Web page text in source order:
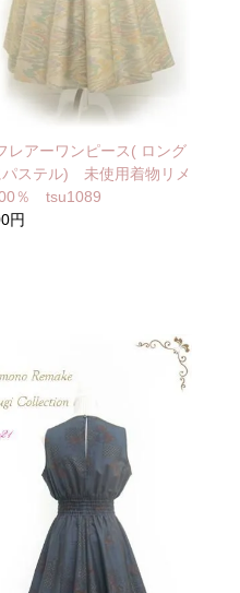
レアーワンピース( ロング
パステル) 未使用着物リメ
％ tsu1089
円